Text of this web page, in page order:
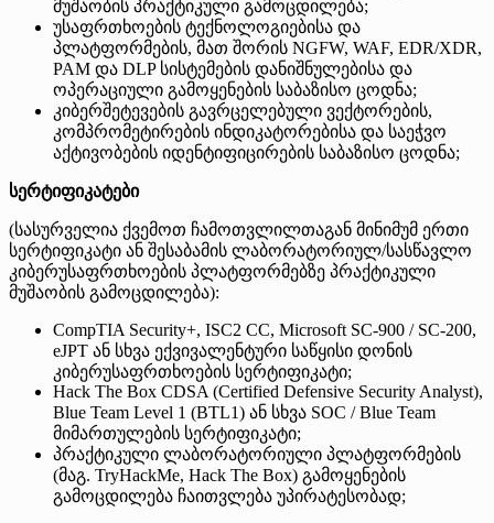
მუშაობის პრაქტიკული გამოცდილება;
უსაფრთხოების ტექნოლოგიებისა და
პლატფორმების, მათ შორის NGFW, WAF, EDR/XDR,
PAM და DLP სისტემების დანიშნულებისა და
ოპერაციული გამოყენების საბაზისო ცოდნა;
კიბერშეტევების გავრცელებული ვექტორების,
კომპრომეტირების ინდიკატორებისა და საეჭვო
აქტივობების იდენტიფიცირების საბაზისო ცოდნა;
სერტიფიკატები
(სასურველია ქვემოთ ჩამოთვლილთაგან მინიმუმ ერთი
სერტიფიკატი ან შესაბამის ლაბორატორიულ/სასწავლო
კიბერუსაფრთხოების პლატფორმებზე პრაქტიკული
მუშაობის გამოცდილება):
CompTIA Security+, ISC2 CC, Microsoft SC-900 / SC-200,
eJPT ან სხვა ექვივალენტური საწყისი დონის
კიბერუსაფრთხოების სერტიფიკატი;
Hack The Box CDSA (Certified Defensive Security Analyst),
Blue Team Level 1 (BTL1) ან სხვა SOC / Blue Team
მიმართულების სერტიფიკატი;
პრაქტიკული ლაბორატორიული პლატფორმების
(მაგ. TryHackMe, Hack The Box) გამოყენების
გამოცდილება ჩაითვლება უპირატესობად;